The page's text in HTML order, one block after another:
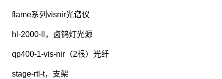
flame系列visnir光谱仪
hl-2000-ll，卤钨灯光源
qp400-1-vis-nir（2根）光纤
stage-rtl-t，支架